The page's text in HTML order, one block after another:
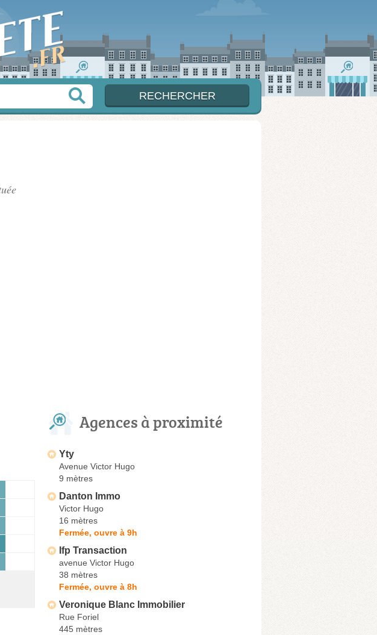
Agences à proximité
Yty
Avenue Victor Hugo
9 mètres
Danton Immo
Victor Hugo
16 mètres
Fermée, ouvre à 9h
Ifp Transaction
avenue Victor Hugo
38 mètres
Fermée, ouvre à 8h
Veronique Blanc Immobilier
Rue Foriel
445 mètres